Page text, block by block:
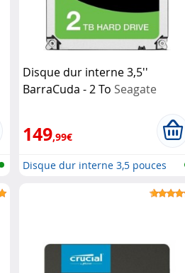
Disque dur interne 3,5''
BarraCuda - 2 To Seagate
149,99€
Disque dur interne 3,5 pouces